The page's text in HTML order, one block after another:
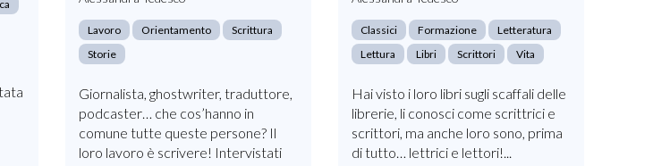
Lavoro Orientamento
Scrittura
Storie
Giornalista, ghostwriter, traduttore,
podcaster… che cos’hanno in
comune tutte queste persone? Il
loro lavoro è scrivere! Intervistati
Classici Formazione
Letteratura
Lettura
Libri Scrittori Vita
Hai visto i loro libri sugli scaffali delle
librerie, li conosci come scrittrici e
scrittori, ma anche loro sono, prima
di tutto… lettrici e lettori!...